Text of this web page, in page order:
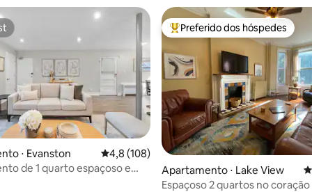
de 5, 143 avaliações
⋅ Evanston 4,8 de uma avaliação média de 5, 108
4,8 (108)
de 1 quarto espaçoso e
Entre os melhores preferidos
Preferido dos hóspedes
Apartamento ⋅ Lake View
Espaçoso 2 quartos no coração